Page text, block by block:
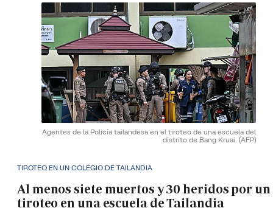
Agentes de la Policía tailandesa en el tiroteo de una escuela del
distrito de Bang Kruai. (AFP)
TIROTEO EN UN COLEGIO DE TAILANDIA
Al menos siete muertos y 30 heridos por un
tiroteo en una escuela de Tailandia